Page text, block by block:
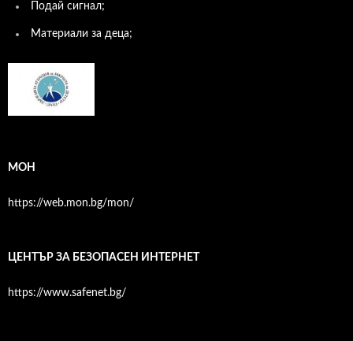
Подай сигнал;
Материали за деца;
МОН
https://web.mon.bg/mon/
ЦЕНТЪР ЗА БЕЗОПАСЕН ИНТЕРНЕТ
https://www.safenet.bg/